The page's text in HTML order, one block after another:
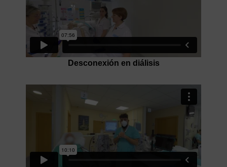
Desconexión en diálisis